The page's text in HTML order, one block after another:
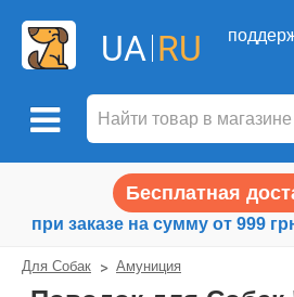
UA RU
Бесплатная
при заказе на сумму от 999
Для Собак Амуниция